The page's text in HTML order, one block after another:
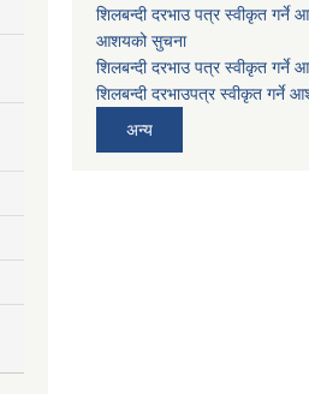
शिलबन्दी दरभाउ पत्र स्वीकृत गर्ने
आशयको सुचना
शिलबन्दी दरभाउ पत्र स्वीकृत गर्ने
शिलबन्दी दरभाउपत्र स्वीकृत गर्ने
अन्य